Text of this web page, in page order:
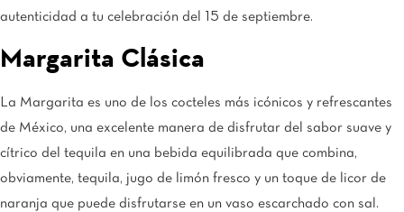
autenticidad a tu celebración del 15 de septiembre.
Margarita Clásica
La Margarita es uno de los cocteles más icónicos y refrescantes
de México, una excelente manera de disfrutar del sabor suave y
cítrico del tequila en una bebida equilibrada que combina,
obviamente, tequila, jugo de limón fresco y un toque de licor de
naranja que puede disfrutarse en un vaso escarchado con sal.